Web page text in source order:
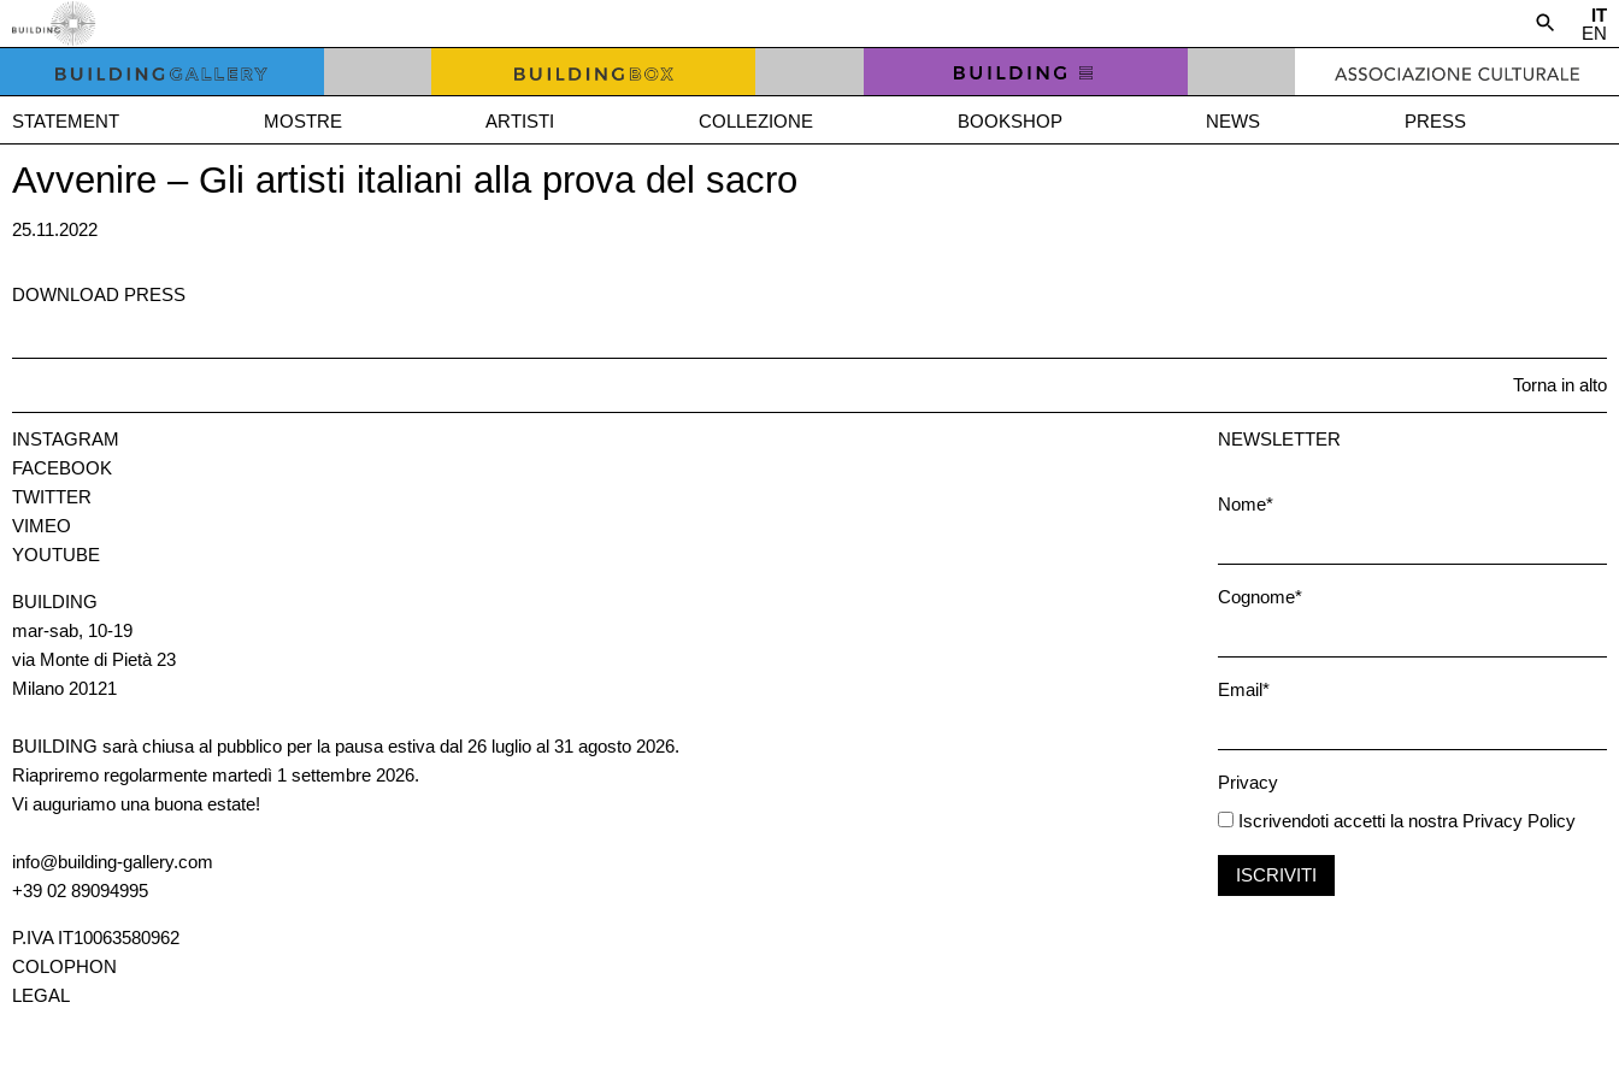
IT
EN
STATEMENT MOSTRE ARTISTI COLLEZIONE BOOKSHOP NEWS PRESS
Avvenire – Gli artisti italiani alla prova del sacro
25.11.2022
DOWNLOAD PRESS
Torna in alto
INSTAGRAM
FACEBOOK
TWITTER
VIMEO
YOUTUBE
BUILDING
mar-sab, 10-19
via Monte di Pietà 23
Milano 20121
BUILDING sarà chiusa al pubblico per la pausa estiva dal 26 luglio al 31 agosto 2026.
Riapriremo regolarmente martedì 1 settembre 2026.
Vi auguriamo una buona estate!
info@building-gallery.com
+39 02 89094995
P.IVA IT10063580962
COLOPHON
LEGAL
NEWSLETTER
Nome*
Cognome*
Email*
Privacy
Iscrivendoti accetti la nostra Privacy Policy
ISCRIVITI